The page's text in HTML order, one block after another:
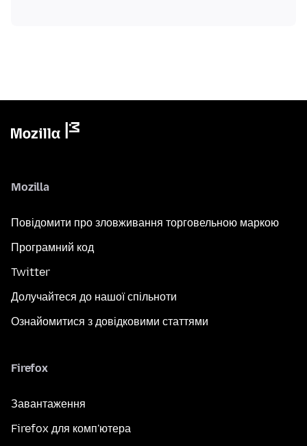
Mozilla
Повідомити про зловживання торговельною маркою
Програмний код
Twitter
Долучайтеся до нашої спільноти
Ознайомитися з довідковими статтями
Firefox
Завантаження
Firefox для комп'ютера